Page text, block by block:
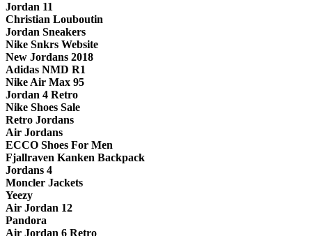
Jordan 11
Christian Louboutin
Jordan Sneakers
Nike Snkrs Website
New Jordans 2018
Adidas NMD R1
Nike Air Max 95
Jordan 4 Retro
Nike Shoes Sale
Retro Jordans
Air Jordans
ECCO Shoes For Men
Fjallraven Kanken Backpack
Jordans 4
Moncler Jackets
Yeezy
Air Jordan 12
Pandora
Air Jordan 6 Retro